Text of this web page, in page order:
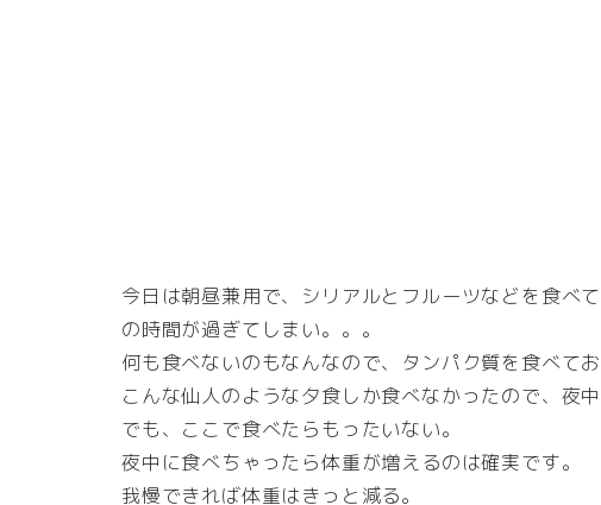
今日は朝昼兼用で、シリアルとフルーツなどを食べ
の時間が過ぎてしまい。。。
何も食べないのもなんなので、タンパク質を食べて
こんな仙人のような夕食しか食べなかったので、夜
でも、ここで食べたらもったいない。
夜中に食べちゃったら体重が増えるのは確実です。
我慢できれば体重はきっと減る。